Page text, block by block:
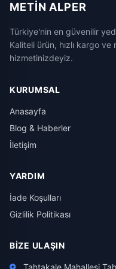
METIN ALPER
Türkiye'nin en güvenilir
Kaliteli ürün, hızlı kargo
hizmetinizdeyiz.
KURUMSAL
Anasayfa
Blog & Haberler
İletişim
YARDIM
İade Koşulları
Gizlilik Politikası
BIZE ULAŞIN
Tahtakale Mahallesi